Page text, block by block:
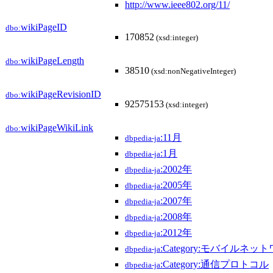
http://www.ieee802.org/11/
dbo:wikiPageID
170852 (xsd:integer)
dbo:wikiPageLength
38510 (xsd:nonNegativeInteger)
dbo:wikiPageRevisionID
92575153 (xsd:integer)
dbo:wikiPageWikiLink
dbpedia-ja:11月
dbpedia-ja:1月
dbpedia-ja:2002年
dbpedia-ja:2005年
dbpedia-ja:2007年
dbpedia-ja:2008年
dbpedia-ja:2012年
dbpedia-ja:Category:モバイルネット
dbpedia-ja:Category:通信プロトコル